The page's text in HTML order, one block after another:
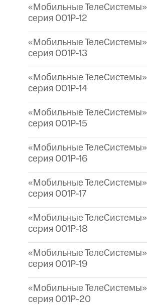
«Мобильные ТелеСистемы»
серия 001P-12
«Мобильные ТелеСистемы»
серия 001P-13
«Мобильные ТелеСистемы»
серия 001P-14
«Мобильные ТелеСистемы»
серия 001P-15
«Мобильные ТелеСистемы»
серия 001P-16
«Мобильные ТелеСистемы»
серия 001P-17
«Мобильные ТелеСистемы»
серия 001P-18
«Мобильные ТелеСистемы»
серия 001P-19
«Мобильные ТелеСистемы»
серия 001P-20